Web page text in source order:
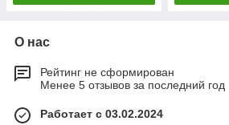
О нас
Рейтинг не сформирован
Менее 5 отзывов за последний год
Работает с 03.02.2024